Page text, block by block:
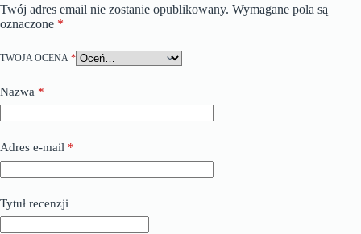
Twój adres email nie zostanie opublikowany. Wymagane pola są
oznaczone *
TWOJA OCENA *
Nazwa *
Adres e-mail *
Tytuł recenzji